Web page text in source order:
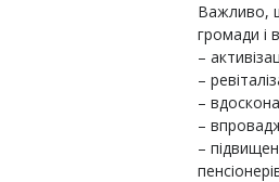
Важливо,
громади і
–
–
–
–
–